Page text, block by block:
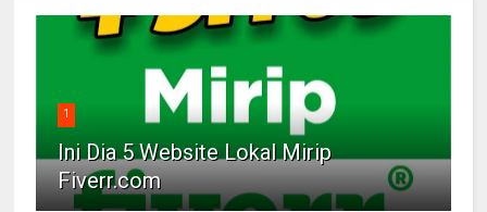
1
Ini Dia 5 Website Lokal Mirip
Fiverr.com